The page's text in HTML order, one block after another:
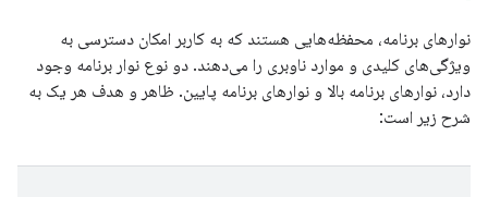
نوارهای برنامه، محفظه‌هایی هستند که به کاربر امکان دسترسی به
ویژگی‌های کلیدی و موارد ناوبری را می‌دهند. دو نوع نوار برنامه وجود
دارد، نوارهای برنامه بالا و نوارهای برنامه پایین. ظاهر و هدف هر یک به
شرح زیر است: